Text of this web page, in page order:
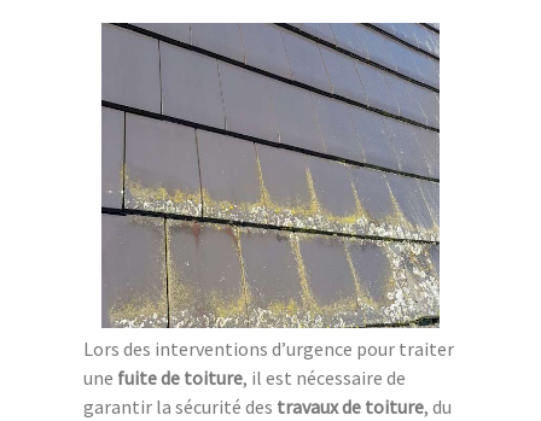
Lors des interventions d’urgence pour traiter
une fuite de toiture, il est nécessaire de
garantir la sécurité des travaux de toiture, du